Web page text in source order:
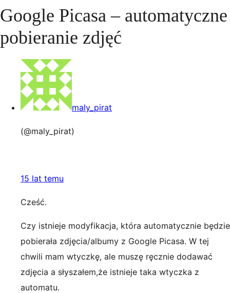
Google Picasa – automatyczne
pobieranie zdjęć
maly_pirat
(@maly_pirat)
15 lat temu
Cześć.
Czy istnieje modyfikacja, która automatycznie będzie
pobierała zdjęcia/albumy z Google Picasa. W tej
chwili mam wtyczkę, ale muszę ręcznie dodawać
zdjęcia a słyszałem,że istnieje taka wtyczka z
automatu.